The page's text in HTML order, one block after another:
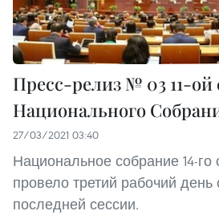
Пресс-релиз № 03 11-ой
Национального
27/03/2021 03:40
Национальное собрание 14-
провело третий рабочий день
последней сессии.